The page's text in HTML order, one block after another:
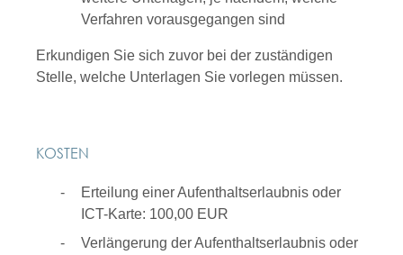
Verfahren vorausgegangen sind
Erkundigen Sie sich zuvor bei der zuständigen
Stelle, welche Unterlagen Sie vorlegen müssen.
KOSTEN
Erteilung einer Aufenthaltserlaubnis oder
ICT-Karte: 100,00 EUR
Verlängerung der Aufenthaltserlaubnis oder